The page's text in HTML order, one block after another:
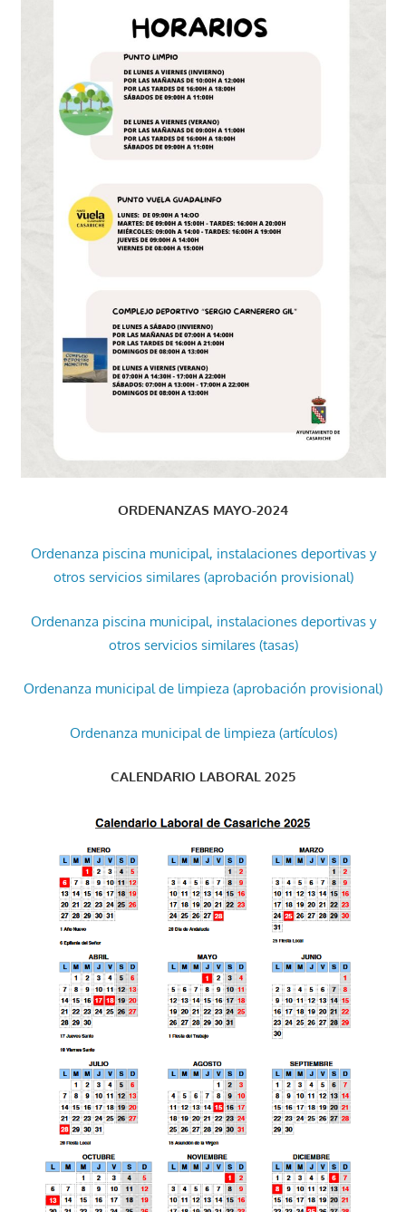
ORDENANZAS MAYO-2024
Ordenanza piscina municipal, instalaciones deportivas y
otros servicios similares (aprobación provisional)
Ordenanza piscina municipal, instalaciones deportivas y
otros servicios similares (tasas)
Ordenanza municipal de limpieza (aprobación provisional)
Ordenanza municipal de limpieza (artículos)
CALENDARIO LABORAL 2025